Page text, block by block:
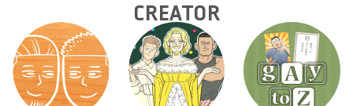
CREATOR